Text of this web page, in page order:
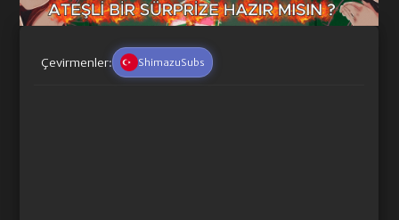
Çevirmenler: ShimazuSubs